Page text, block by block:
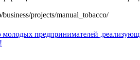
projects/manual_tobacco/
предпринимателей